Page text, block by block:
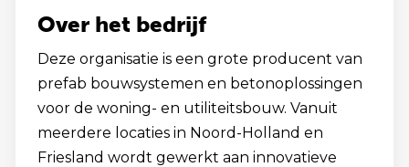
Over het bedrijf
Deze organisatie is een grote producent van
prefab bouwsystemen en betonoplossingen
voor de woning- en utiliteitsbouw. Vanuit
meerdere locaties in Noord-Holland en
Friesland wordt gewerkt aan innovatieve